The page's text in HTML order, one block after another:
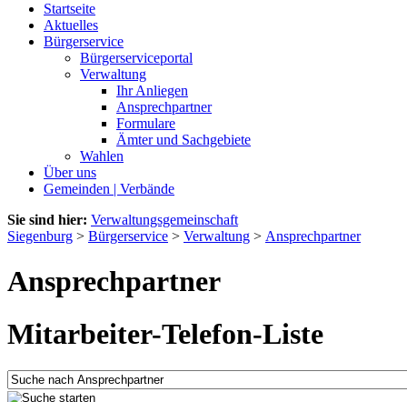
Startseite
Aktuelles
Bürgerservice
Bürgerserviceportal
Verwaltung
Ihr Anliegen
Ansprechpartner
Formulare
Ämter und Sachgebiete
Wahlen
Über uns
Gemeinden | Verbände
Sie sind hier: Verwaltungsgemeinschaft
Siegenburg > Bürgerservice > Verwaltung > Ansprechpartner
Ansprechpartner
Mitarbeiter-Telefon-Liste